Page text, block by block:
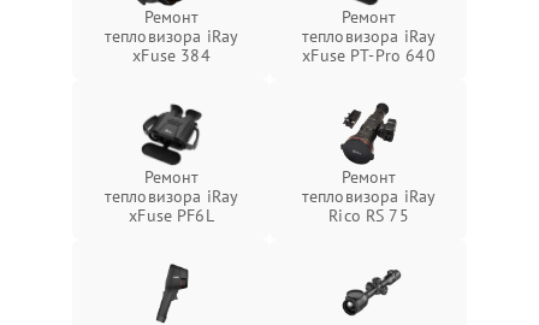
Ремонт
тепловизора iRay
xFuse 384
Ремонт
тепловизора iRay
xFuse PT-Pro 640
Ремонт
тепловизора iRay
xFuse PF6L
Ремонт
тепловизора iRay
Rico RS 75